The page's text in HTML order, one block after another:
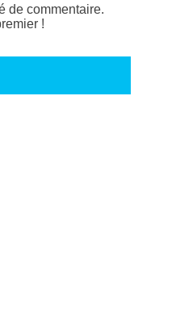
de commentaire.
!